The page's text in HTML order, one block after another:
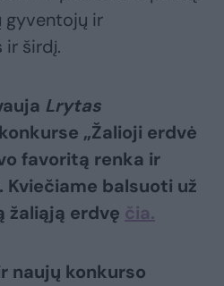
gyventojų ir
ir širdį.
Lrytas
„Žalioji erdvė
favoritą renka ir
balsuoti už
žaliąją erdvę čia.
naujų konkurso